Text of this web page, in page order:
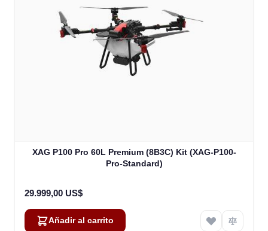
XAG P100 Pro 60L Premium (8B3C) Kit (XAG-P100-
Pro-Standard)
29.999,00 US$
Añadir al carrito